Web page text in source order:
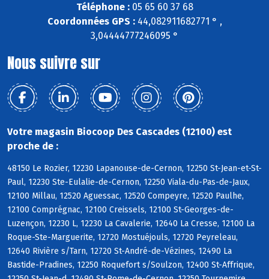
Téléphone :05 65 60 37 68
Coordonnées GPS :44,082911682771 ° ,
3,04444777246095 °
Nous suivre sur
Votre magasin Biocoop Des Cascades (12100) est
proche de :
48150 Le Rozier, 12230 Lapanouse-de-Cernon, 12250 St-Jean-et-St-
Paul, 12230 Ste-Eulalie-de-Cernon, 12250 Viala-du-Pas-de-Jaux,
12100 Millau, 12520 Aguessac, 12520 Compeyre, 12520 Paulhe,
12100 Comprégnac, 12100 Creissels, 12100 St-Georges-de-
Luzençon, 12230 L, 12230 La Cavalerie, 12640 La Cresse, 12100 La
Roque-Ste-Marguerite, 12720 Mostuéjouls, 12720 Peyreleau,
12640 Rivière s/Tarn, 12720 St-André-de-Vézines, 12490 La
Bastide-Pradines, 12250 Roquefort s/Soulzon, 12400 St-Affrique,